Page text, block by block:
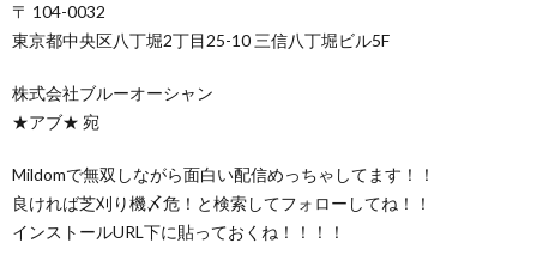
〒 104-0032
東京都中央区八丁堀2丁目25-10 三信八丁堀ビル5F
株式会社ブルーオーシャン
★アブ★ 宛
Mildomで無双しながら面白い配信めっちゃしてます！！
良ければ芝刈り機〆危！と検索してフォローしてね！！
インストールURL下に貼っておくね！！！！